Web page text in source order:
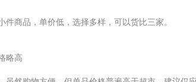
商品，单价低，选择多样，可以货比三家。
略高